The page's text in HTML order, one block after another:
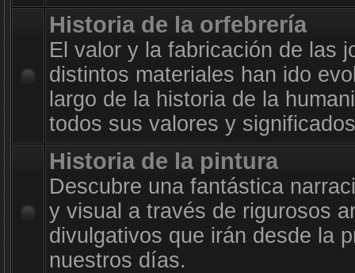
Historia de la orfebrería
El valor y la fabricación de las
distintos materiales han ido
largo de la historia de la
todos sus valores y
Historia de la pintura
Descubre una fantástica
y visual a través de rigurosos
divulgativos que irán desde la
nuestros días.